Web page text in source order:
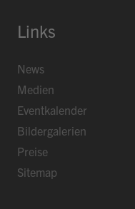
Links
News
Medien
Eventkalender
Bildergalerien
Preise
Sitemap